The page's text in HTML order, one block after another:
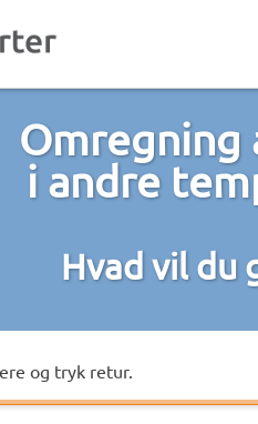
Omregning
i andre
Hvad vil du
og tryk retur.